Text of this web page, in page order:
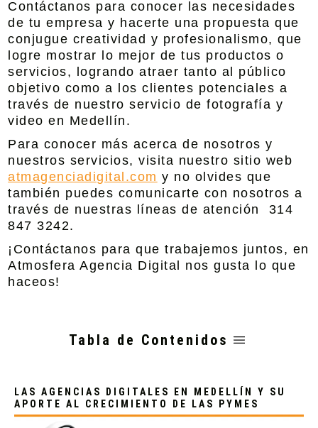
Contáctanos para conocer las necesidades
de tu empresa y hacerte una propuesta que
conjugue creatividad y profesionalismo, que
logre mostrar lo mejor de tus productos o
servicios, logrando atraer tanto al público
objetivo como a los clientes potenciales a
través de nuestro servicio defotografía y
video en Medellín .
Para conocer más acerca de nosotros y
nuestros servicios, visita nuestro sitio web
atmagenciadigital.com y no olvides que
también puedes comunicarte con nosotros a
través de nuestras líneas de atención 314
847 3242.
¡Contáctanos para que trabajemos juntos, en
Atmosfera Agencia Digital
nos gusta lo que
haceos!
Tabla de Contenidos
LAS AGENCIAS DIGITALES EN MEDELLÍN Y SU
APORTE AL CRECIMIENTO DE LAS PYMES